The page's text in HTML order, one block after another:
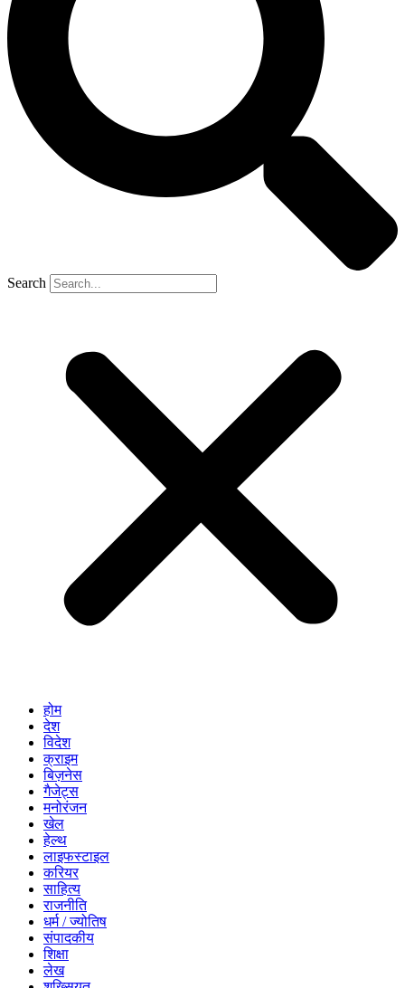
Search
होम
देश
विदेश
क्राइम
बिज़नेस
गैजेट्स
मनोरंजन
खेल
हेल्थ
लाइफस्टाइल
करियर
साहित्य
राजनीति
धर्म / ज्योतिष
संपादकीय
शिक्षा
लेख